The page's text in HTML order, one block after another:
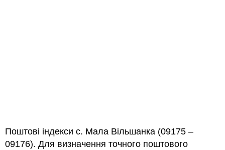
Поштові індекси с. Мала Вільшанка (09175 –
09176). Для визначення точного поштового